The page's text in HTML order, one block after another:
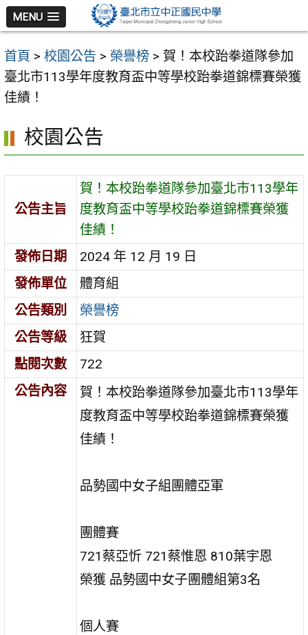
跳
至
主
要
內
區
MENU
首頁 > 校園公告 > 榮譽榜 > 賀！本校跆拳道隊參加
臺北市113學年度教育盃中等學校跆拳道錦標賽榮獲
佳績！
校園公告
公告主旨
賀！本校跆拳道隊參加臺北市113學年
度教育盃中等學校跆拳道錦標賽榮獲
佳績！
發佈日期
2024 年 12 月 19 日
發佈單位
體育組
公告類別
榮譽榜
公告等級
狂賀
點閱次數
722
公告內容
賀！本校跆拳道隊參加臺北市113學年
度教育盃中等學校跆拳道錦標賽榮獲
佳績！
品勢國中女子組團體亞軍
團體賽
721蔡亞忻 721蔡惟恩 810葉宇恩
榮獲 品勢國中女子團體組第3名
個人賽